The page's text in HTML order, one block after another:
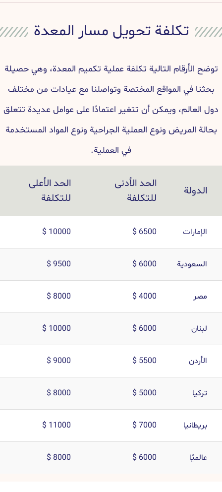
تكلفة تحويل مسار المعدة
توضح الأرقام التالية تكلفة عملية تكميم المعدة، وهي حصيلة
بحثنا في المواقع المختصة وتواصلنا مع عيادات من مختلف
دول العالم، ويمكن أن تتغير اعتمادًا على عوامل عديدة تتعلق
بحالة المريض ونوع العملية الجراحية ونوع المواد المستخدمة
في العملية.
الدولة
الحد الأدنى
للتكلفة
الحد الأعلى
للتكلفة
الإمارات 6500 $
10000 $
السعودية 6000 $
9500 $
مصر 4000 $
8000 $
لبنان 6000 $
10000 $
الأردن 5500 $
9000 $
تركيا 5000 $
8000 $
بريطانيا 7000 $
11000 $
عالميًا 6000 $
8000 $